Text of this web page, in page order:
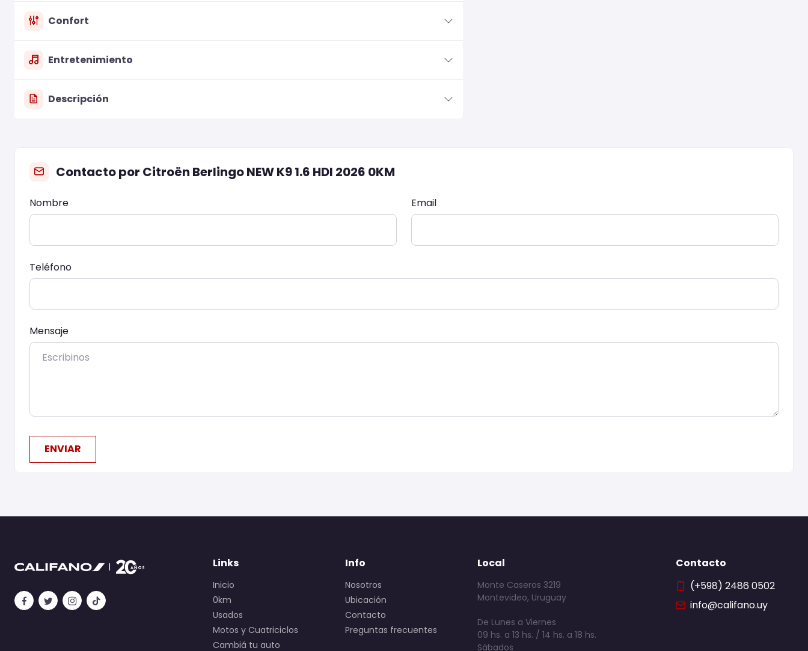
Confort
Entretenimiento
Descripción
Contacto por Citroën Berlingo NEW K9 1.6 HDI 2026 0KM
Nombre Email
Teléfono
Mensaje
ENVIAR
Links
Inicio
0km
Usados
Motos y Cuatriciclos
Cambiá tu auto
Info
Nosotros
Ubicación
Contacto
Preguntas frecuentes
Local
Monte Caseros 3219
Montevideo, Uruguay
De Lunes a Viernes
09 hs. a 13 hs. / 14 hs. a 18 hs.
Sábados
Contacto
(+598) 2486 0502
info@califano.uy